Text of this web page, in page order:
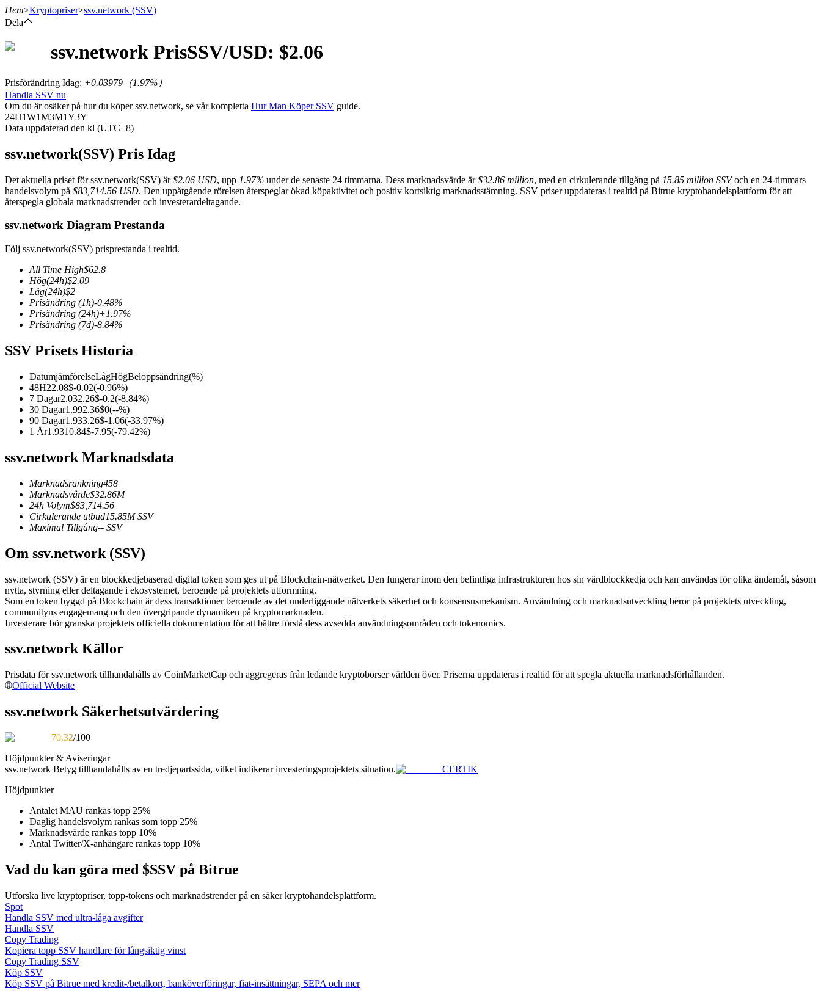
USDT Futures
Futures med USDT som säkerhet
COIN-M Futures
Futures för kryptovaluta
TradFi
Derivat för aktier, valuta, ädelmetaller och råvaror
Futures med USDC som säkerhet
Kopiera Trading
Gå med de bästa handlarna
Bli en Copy Trader
Njut av vinstdelning och kopieringshandelsprovisioner
Information
Hem>Kryptopriser>ssv.network (SSV)
Dela
ssv.network PrisSSV/USD: $2.06
Prisförändring Idag: +0.03979 （1.97%）
Handla SSV nu
Om du är osäker på hur du köper ssv.network, se vår kompletta Hur Man Köper SSV guide.
24H1W1M3M1Y3Y
Data uppdaterad den kl (UTC+8)
ssv.network(SSV) Pris Idag
Det aktuella priset för ssv.network(SSV) är$2.06 USD, upp 1.97% under de senaste 24 timmarna. Dess marknadsvärde är$32.86 million, med en cirkulerande tillgång på 15.85 million SSVoch en 24-timmars
handelsvolym på $83,714.56 USD. Den uppåtgående rörelsen återspeglar ökad köpaktivitet och positiv kortsiktig marknadsstämning. SSV priser uppdateras i realtid på Bitrue kryptohandelsplattform för att
återspegla globala marknadstrender och investerardeltagande.
ssv.network Diagram Prestanda
Följ ssv.network(SSV) prisprestanda i realtid.
All Time High$62.8
Hög(24h)$2.09
Låg(24h)$2
Prisändring (1h)-0.48%
Prisändring (24h)+1.97%
Prisändring (7d)-8.84%
SSV Prisets Historia
DatumjämförelseLågHögBeloppsändring(%)
48H22.08$-0.02(-0.96%)
7 Dagar2.032.26$-0.2(-8.84%)
30 Dagar1.992.36$0(--%)
90 Dagar1.933.26$-1.06(-33.97%)
1 År1.9310.84$-7.95(-79.42%)
ssv.network Marknadsdata
Marknadsrankning458
Marknadsvärde$32.86M
24h Volym$83,714.56
Cirkulerande utbud15.85M SSV
Maximal Tillgång-- SSV
Om ssv.network (SSV)
ssv.network (SSV) är en blockkedjebaserad digital token som ges ut på Blockchain-nätverket. Den fungerar inom den befintliga infrastrukturen hos sin värdblockkedja och kan användas för olika ändamål, såsom
nytta, styrning eller deltagande i ekosystemet, beroende på projektets utformning.
Som en token byggd på Blockchain är dess transaktioner beroende av det underliggande nätverkets säkerhet och konsensusmekanism. Användning och marknadsutveckling beror på projektets utveckling,
communityns engagemang och den övergripande dynamiken på kryptomarknaden.
Investerare bör granska projektets officiella dokumentation för att bättre förstå dess avsedda användningsområden och tokenomics.
ssv.network Källor
Prisdata för ssv.network tillhandahålls av CoinMarketCap och aggregeras från ledande kryptobörser världen över. Priserna uppdateras i realtid för att spegla aktuella marknadsförhållanden.
Official Website
ssv.network Säkerhetsutvärdering
70.32/100
Höjdpunkter & Aviseringar
ssv.network Betyg tillhandahålls av en tredjepartssida, vilket indikerar investeringsprojektets situation.
CERTIK
Höjdpunkter
Antalet MAU rankas topp 25%
Daglig handelsvolym rankas som topp 25%
Marknadsvärde rankas topp 10%
Antal Twitter/X-anhängare rankas topp 10%
Vad du kan göra med $SSV på Bitrue
Utforska live kryptopriser, topp-tokens och marknadstrender på en säker kryptohandelsplattform.
Spot
Handla SSV med ultra-låga avgifter
Handla SSV
Copy Trading
Kopiera topp SSV handlare för långsiktig vinst
Copy Trading SSV
Köp SSV
Köp SSV på Bitrue med kredit-/betalkort, banköverföringar, fiat-insättningar, SEPA och mer